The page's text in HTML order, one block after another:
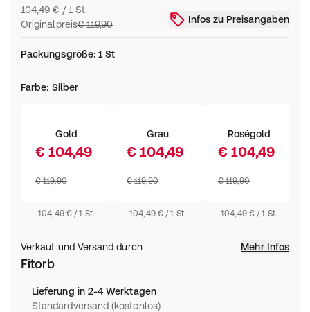
104,49 € / 1 St.
Originalpreis€ 119,90 Infos zu Preisangaben
Packungsgröße:1 St
Farbe: Silber
Gold
€ 104,49
€ 119,90
104,49 € / 1 St.
Grau
€ 104,49
€ 119,90
104,49 € / 1 St.
Roségold
€ 104,49
€ 119,90
104,49 € / 1 St.
Verkauf und Versand durch Mehr Infos
Fitorb
Lieferung in 2-4 Werktagen
Standardversand (kostenlos)